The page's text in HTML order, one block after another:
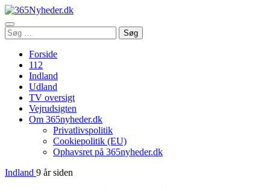
Åbn
menu
Søg
efter:
Søg
Forside
112
Indland
Udland
TV oversigt
Vejrudsigten
Om 365nyheder.dk
Privatlivspolitik
Cookiepolitik (EU)
Ophavsret på 365nyheder.dk
Indland 9 år siden